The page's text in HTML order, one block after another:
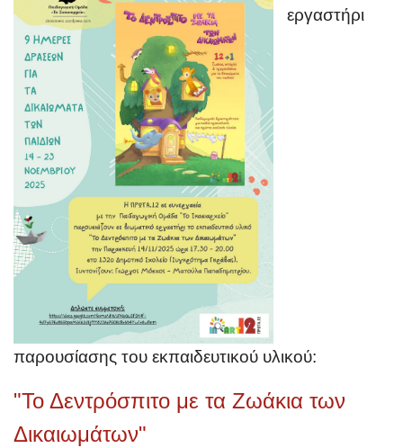
εργαστήρι
παρουσίασης του εκπαιδευτικού υλικού:
"Το Δεντρόσπιτο με τα Ζωάκια των
Δικαιωμάτων"